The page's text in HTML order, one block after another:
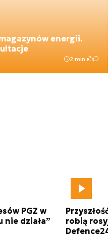
energii.
2 min.
PGZ w
nie działa”
robią